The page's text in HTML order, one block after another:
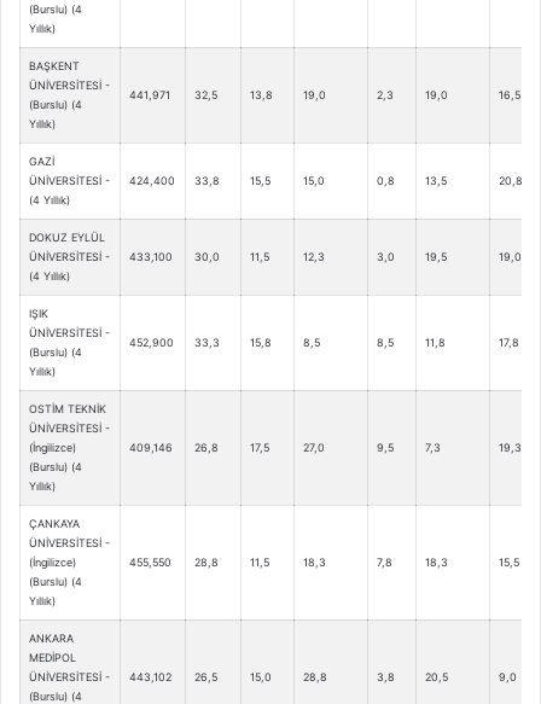
(Burslu) (4
Yıllık)
BAŞKENT
ÜNİVERSİTESİ -
(Burslu) (4
Yıllık)
441,971 32,5 13,8 19,0 2,3 19,0 16,5
GAZİ
ÜNİVERSİTESİ -
(4 Yıllık)
424,400 33,8 15,5 15,0 0,8 13,5 20,8
DOKUZ EYLÜL
ÜNİVERSİTESİ -
(4 Yıllık)
433,100 30,0 11,5 12,3 3,0 19,5 19,0
IŞIK
ÜNİVERSİTESİ -
(Burslu) (4
Yıllık)
452,900 33,3 15,8 8,5 8,5 11,8 17,8
OSTİM TEKNİK
ÜNİVERSİTESİ -
(İngilizce)
(Burslu) (4
Yıllık)
409,146 26,8 17,5 27,0 9,5 7,3 19,3
ÇANKAYA
ÜNİVERSİTESİ -
(İngilizce)
(Burslu) (4
Yıllık)
455,550 28,8 11,5 18,3 7,8 18,3 15,5
ANKARA
MEDİPOL
ÜNİVERSİTESİ -
(Burslu) (4
443,102 26,5 15,0 28,8 3,8 20,5 9,0